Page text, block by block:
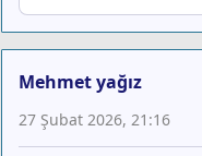
Mehmet yağız
27 Şubat 2026, 21:16